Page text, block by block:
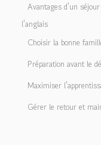
Avantages d'un
l'anglais
Choisir la bonne
Préparation avant le
Maximiser
Gérer le retour et